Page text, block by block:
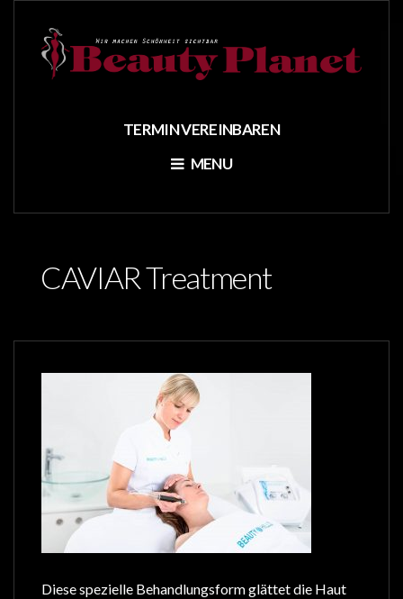
TERMIN VEREINBAREN
MENU
CAVIAR Treatment
Diese spezielle Behandlungsform glättet die Haut